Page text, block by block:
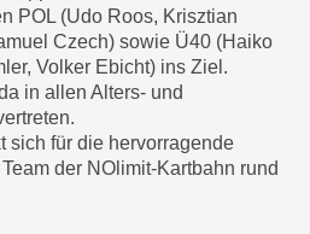
POL (Udo Roos, Krisztian
Czech) sowie Ü40 (Haiko
Volker Ebicht) ins Ziel.
in allen Alters- und
sich für die hervorragende
der NOlimit-Kartbahn rund